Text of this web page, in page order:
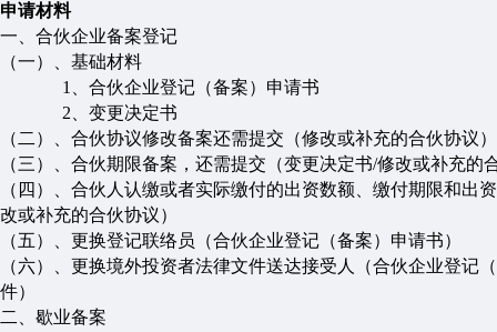
申请材料
一、 合伙企业备案登记
（一）
、基础材料
1、 合伙企业登记（备案）申请书
2、 变更决定书
（二）
合伙协议修改备案还需提交 （修改或补充的合伙协议）
（三）
合伙期限备案，还需提交 （变更决定书/修改或补充的
（四）
合伙人认缴或者实际缴付的出资数额、缴付期限和出
改或补充的合伙协议）
（五）
更换登记联络员 （合伙企业登记（备案）申请书）
（六）
更换境外投资者法律文件送达接受人 （合伙企业登记
件）
二、 歇业备案